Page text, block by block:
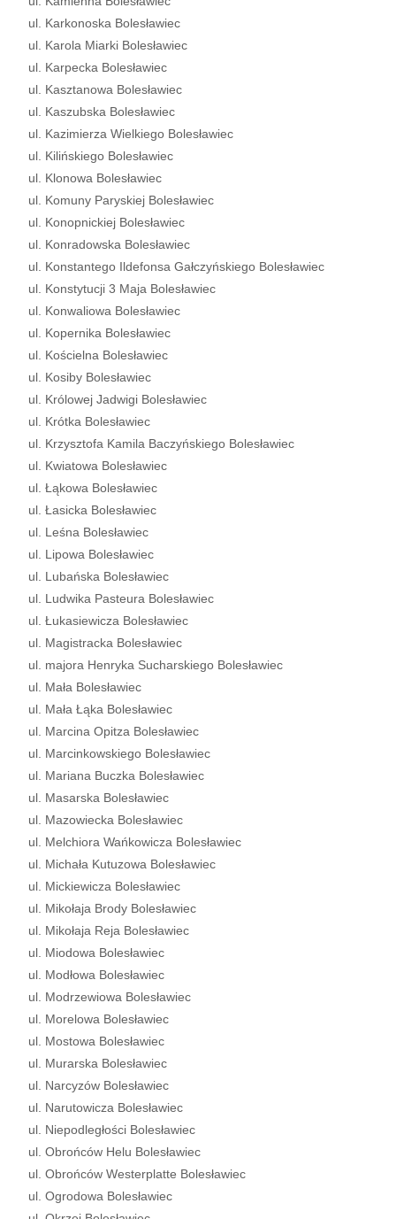
ul. Karkonoska Bolesławiec
ul. Karola Miarki Bolesławiec
ul. Karpecka Bolesławiec
ul. Kasztanowa Bolesławiec
ul. Kaszubska Bolesławiec
ul. Kazimierza Wielkiego Bolesławiec
ul. Kilińskiego Bolesławiec
ul. Klonowa Bolesławiec
ul. Komuny Paryskiej Bolesławiec
ul. Konopnickiej Bolesławiec
ul. Konradowska Bolesławiec
ul. Konstantego Ildefonsa Gałczyńskiego Bolesławiec
ul. Konstytucji 3 Maja Bolesławiec
ul. Konwaliowa Bolesławiec
ul. Kopernika Bolesławiec
ul. Kościelna Bolesławiec
ul. Kosiby Bolesławiec
ul. Królowej Jadwigi Bolesławiec
ul. Krótka Bolesławiec
ul. Krzysztofa Kamila Baczyńskiego Bolesławiec
ul. Kwiatowa Bolesławiec
ul. Łąkowa Bolesławiec
ul. Łasicka Bolesławiec
ul. Leśna Bolesławiec
ul. Lipowa Bolesławiec
ul. Lubańska Bolesławiec
ul. Ludwika Pasteura Bolesławiec
ul. Łukasiewicza Bolesławiec
ul. Magistracka Bolesławiec
ul. majora Henryka Sucharskiego Bolesławiec
ul. Mała Bolesławiec
ul. Mała Łąka Bolesławiec
ul. Marcina Opitza Bolesławiec
ul. Marcinkowskiego Bolesławiec
ul. Mariana Buczka Bolesławiec
ul. Masarska Bolesławiec
ul. Mazowiecka Bolesławiec
ul. Melchiora Wańkowicza Bolesławiec
ul. Michała Kutuzowa Bolesławiec
ul. Mickiewicza Bolesławiec
ul. Mikołaja Brody Bolesławiec
ul. Mikołaja Reja Bolesławiec
ul. Miodowa Bolesławiec
ul. Modłowa Bolesławiec
ul. Modrzewiowa Bolesławiec
ul. Morelowa Bolesławiec
ul. Mostowa Bolesławiec
ul. Murarska Bolesławiec
ul. Narcyzów Bolesławiec
ul. Narutowicza Bolesławiec
ul. Niepodległości Bolesławiec
ul. Obrońców Helu Bolesławiec
ul. Obrońców Westerplatte Bolesławiec
ul. Ogrodowa Bolesławiec